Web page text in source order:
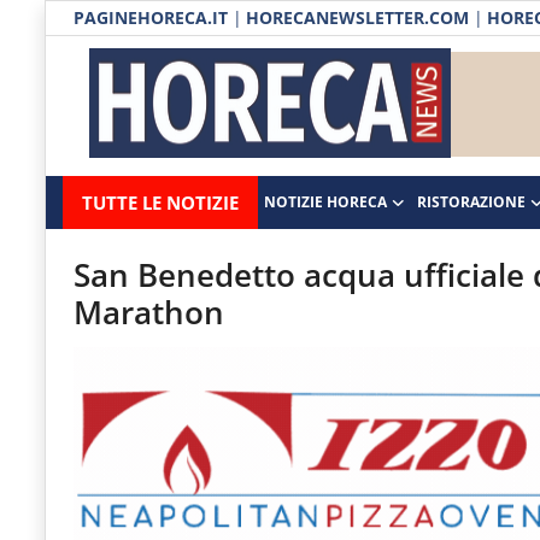
PAGINEHORECA.IT | HORECANEWSLETTER.COM |
Horecanews.it
-
Notizie
Horeca
Il
portale
canale
Horeca
e
del
TUTTE LE NOTIZIE NOTIZIE HORECA RISTORAZIONE
Notizie HORECA
Ristorazione
Ospitalità
Distribuzione
Eventi
RUBRICHE
San Benedetto acqua ufficiale
Marathon